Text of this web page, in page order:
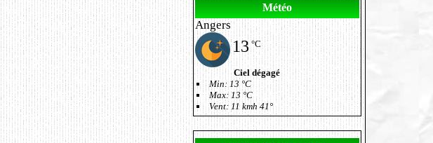
Météo
Angers
13 °C
Ciel dégagé
Min: 13 °C
Max: 13 °C
Vent: 11 kmh 41°